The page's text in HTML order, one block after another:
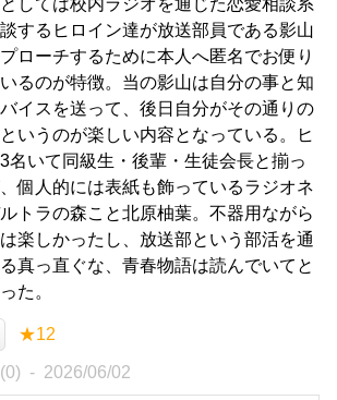
しては校内ラジオを通じた恋愛相談系
するヒロイン達が放送部員である影山
ローチするために本人へ匿名でお便り
るのが特徴。当の影山は自分の事と知
イスを送って、後日自分がその通りの
いうのが楽しい内容となっている。ヒ
名いて同級生・後輩・生徒会長と揃っ
個人的には表紙も飾っているラジオネ
トラの森こと北原柚葉。不器用ながら
楽しかったし、放送部という部活を通
真っ直ぐな、青春物語は読んでいてと
た。
★12
2026/06/02